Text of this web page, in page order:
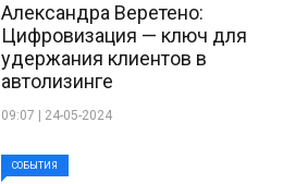
Александра Веретено:
Цифровизация — ключ для
удержания клиентов в
автолизинге
09:07 | 24-05-2024
СОБЫТИЯ